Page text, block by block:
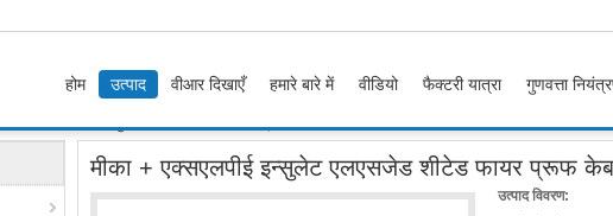
होम उत्पाद वीआर दिखाएँ हमारे बारे में वीडियो फैक्टरी यात्रा गुणवत्ता
मीका + एक्सएलपीई इन्सुलेट एलएसजेड शीटेड फायर प्रूफ केबल आईईसी 60332 300/500 वी
मीका + एक्सएलपीई इन्सुलेट एलएसजेड शीटेड फायर प्रूफ
उत्पाद विवरण: